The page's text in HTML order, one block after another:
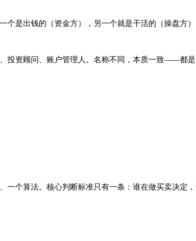
是出钱的（资金方），另一个就是干活的（操盘方）
投资顾问、账户管理人。名称不同，本质一致——都是
个算法。核心判断标准只有一条：谁在做买卖决定，